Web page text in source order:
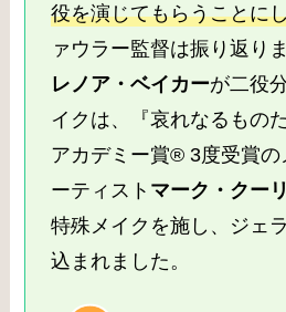
役を演じてもらうことに
ァウラー監督は振り返り
レノア・ベイカーが二役
イクは、『哀れなるもの
アカデミー賞® 3度受賞
ーティスト マーク・クー
特殊メイクを施し、ジェ
込まれました。